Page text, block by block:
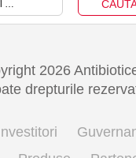
2026
drepturile